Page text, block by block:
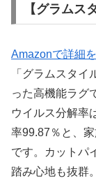
【グラムス
Amazonで詳細
「グラムスタ
った高機能ラグ
ウイルス分解率
率99.87％と、
です。カットパ
踏み心地も抜群